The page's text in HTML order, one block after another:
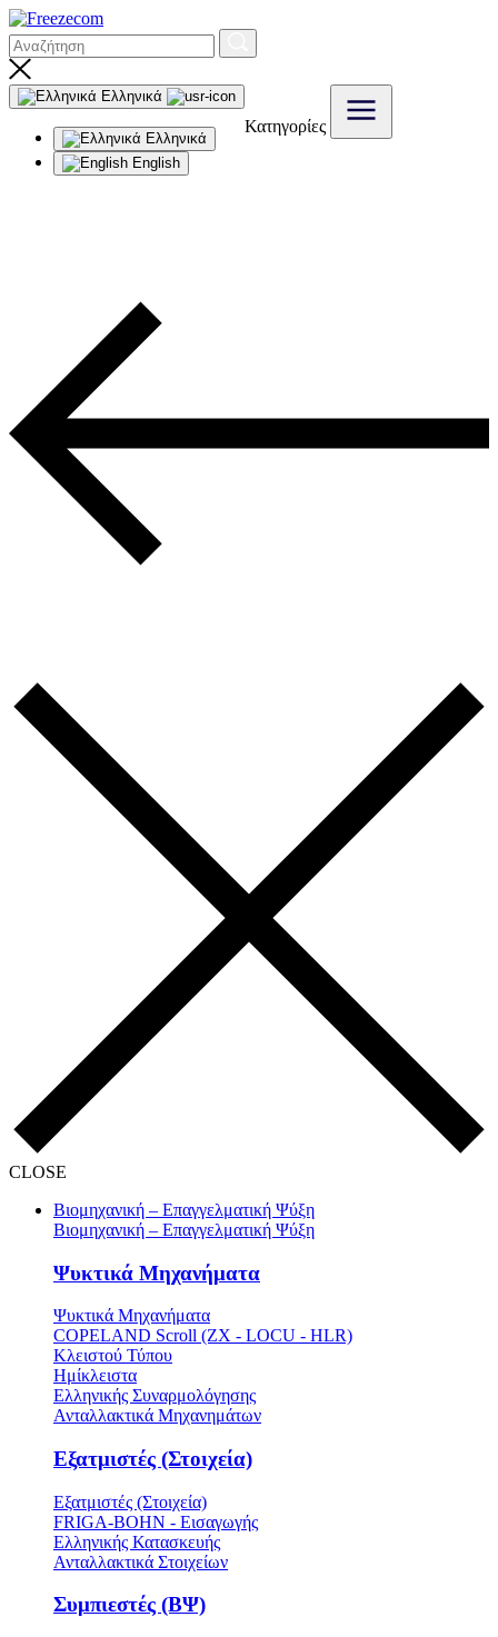
Ελληνικά
Ελληνικά
English
Κατηγορίες
CLOSE
Βιομηχανική – Επαγγελματική Ψύξη
Βιομηχανική – Επαγγελματική Ψύξη
Ψυκτικά Μηχανήματα
Ψυκτικά Μηχανήματα
COPELAND Scroll (ZX - LOCU - HLR)
Κλειστού Τύπου
Ημίκλειστα
Ελληνικής Συναρμολόγησης
Ανταλλακτικά Μηχανημάτων
Εξατμιστές (Στοιχεία)
Εξατμιστές (Στοιχεία)
FRIGA-BOHN - Εισαγωγής
Ελληνικής Κατασκευής
Ανταλλακτικά Στοιχείων
Συμπιεστές (ΒΨ)